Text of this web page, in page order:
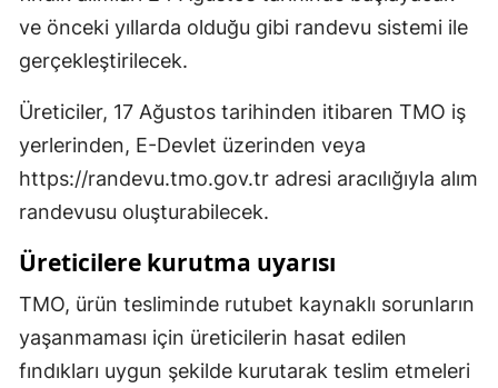
ve önceki yıllarda olduğu gibi randevu sistemi ile
gerçekleştirilecek.
Üreticiler, 17 Ağustos tarihinden itibaren TMO iş
yerlerinden, E-Devlet üzerinden veya
https://randevu.tmo.gov.tr adresi aracılığıyla alım
randevusu oluşturabilecek.
Üreticilere kurutma uyarısı
TMO, ürün tesliminde rutubet kaynaklı sorunların
yaşanmaması için üreticilerin hasat edilen
fındıkları uygun şekilde kurutarak teslim etmeleri